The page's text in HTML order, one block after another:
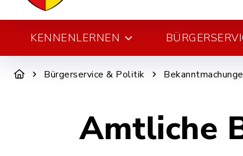
KENNENLERNEN
Bürgerservice & Politik
Amtliche